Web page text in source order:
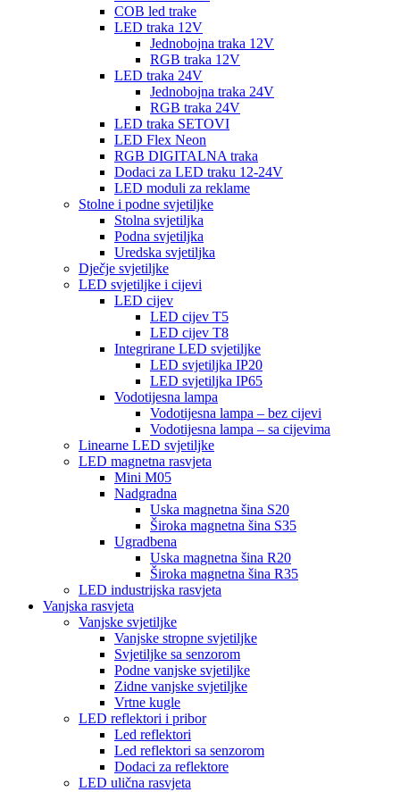
COB led trake
LED traka 12V
Jednobojna traka 12V
RGB traka 12V
LED traka 24V
Jednobojna traka 24V
RGB traka 24V
LED traka SETOVI
LED Flex Neon
RGB DIGITALNA traka
Dodaci za LED traku 12-24V
LED moduli za reklame
Stolne i podne svjetiljke
Stolna svjetiljka
Podna svjetiljka
Uredska svjetiljka
Dječje svjetiljke
LED svjetiljke i cijevi
LED cijev
LED cijev T5
LED cijev T8
Integrirane LED svjetiljke
LED svjetiljka IP20
LED svjetiljka IP65
Vodotijesna lampa
Vodotijesna lampa – bez cijevi
Vodotijesna lampa – sa cijevima
Linearne LED svjetiljke
LED magnetna rasvjeta
Mini M05
Nadgradna
Uska magnetna šina S20
Široka magnetna šina S35
Ugradbena
Uska magnetna šina R20
Široka magnetna šina R35
LED industrijska rasvjeta
Vanjska rasvjeta
Vanjske svjetiljke
Vanjske stropne svjetiljke
Svjetiljke sa senzorom
Podne vanjske svjetiljke
Zidne vanjske svjetiljke
Vrtne kugle
LED reflektori i pribor
Led reflektori
Led reflektori sa senzorom
Dodaci za reflektore
LED ulična rasvjeta